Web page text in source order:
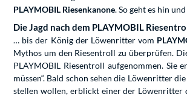
PLAYMOBIL Riesenkanone. So geht es hin und
Die Jagd nach dem PLAYMOBIL
… bis der König der Löwenritter vom
Mythos um den Riesentroll zu überprüfen.
PLAYMOBIL Riesentroll aufgenommen. Sie
müssen“. Bald schon sehen die Löwenritter
stellen wollen, erblickt einer der Löwenritter